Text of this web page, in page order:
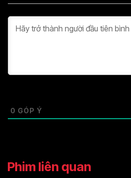
0 GÓP Ý
Phim liên quan